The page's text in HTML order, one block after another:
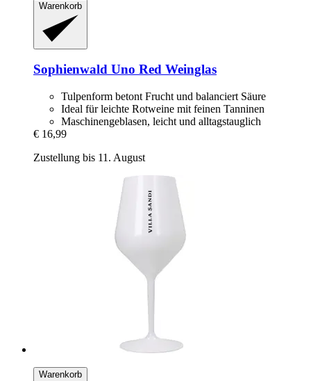
Warenkorb
Sophienwald Uno Red Weinglas
Tulpenform betont Frucht und balanciert Säure
Ideal für leichte Rotweine mit feinen Tanninen
Maschinengeblasen, leicht und alltagstauglich
€ 16,99
Zustellung bis 11. August
Warenkorb